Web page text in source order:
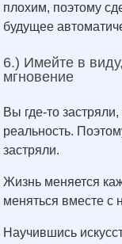
плохим, поэтому
будущее
6.) Имейте в
мгновение
Вы где-то
реальность.
застряли.
Жизнь меняется
меняться вместе с
Научившись